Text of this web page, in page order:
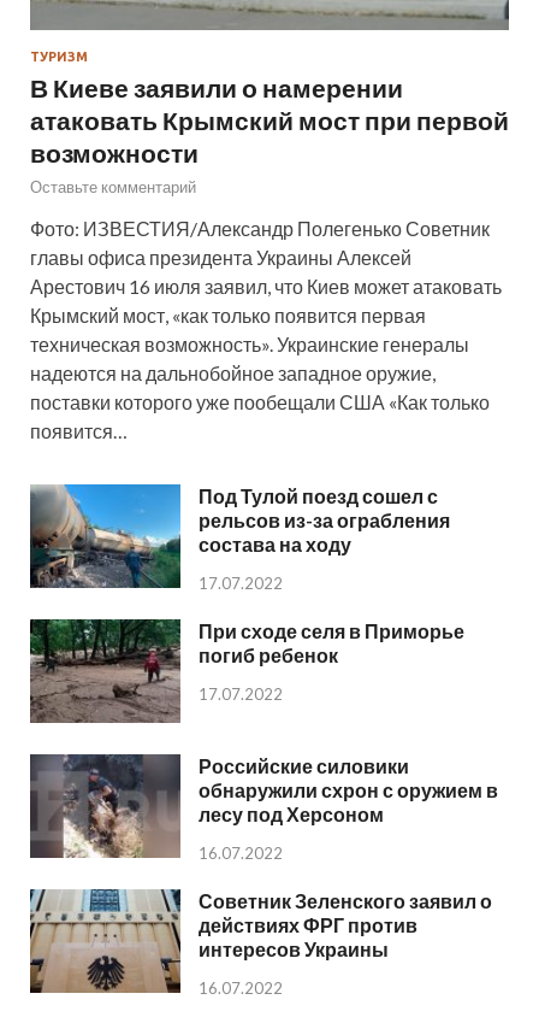
ТУРИЗМ
В Киеве заявили о намерении
атаковать Крымский мост при первой
возможности
Оставьте комментарий
Фото: ИЗВЕСТИЯ/Александр Полегенько Советник
главы офиса президента Украины Алексей
Арестович 16 июля заявил, что Киев может атаковать
Крымский мост, «как только появится первая
техническая возможность». Украинские генералы
надеются на дальнобойное западное оружие,
поставки которого уже пообещали США «Как только
появится…
Под Тулой поезд сошел с
рельсов из-за ограбления
состава на ходу
17.07.2022
При сходе селя в Приморье
погиб ребенок
17.07.2022
Российские силовики
обнаружили схрон с оружием в
лесу под Херсоном
16.07.2022
Советник Зеленского заявил о
действиях ФРГ против
интересов Украины
16.07.2022